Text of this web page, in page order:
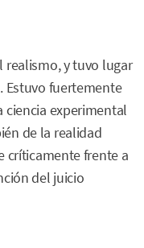
realismo, y tuvo lugar
Estuvo fuertemente
experimental
de la realidad
críticamente frente a
del juicio